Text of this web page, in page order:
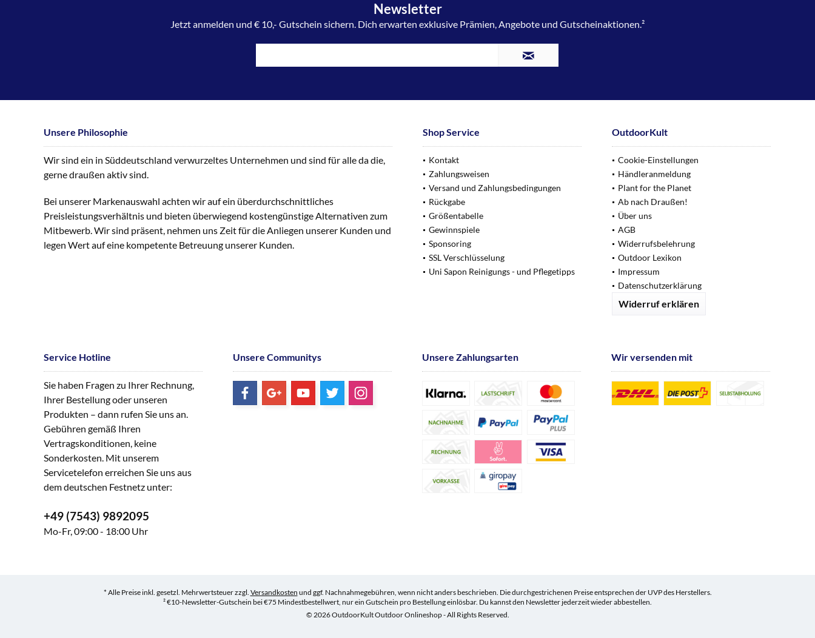
Newsletter
Jetzt anmelden und € 10,- Gutschein sichern. Dich erwarten exklusive Prämien, Angebote und Gutscheinaktionen.²
Unsere Philosophie
Wir sind ein in Süddeutschland verwurzeltes Unternehmen und sind für alle da die,
gerne draußen aktiv sind.
Bei unserer Markenauswahl achten wir auf ein überdurchschnittliches
Preisleistungsverhältnis und bieten überwiegend kostengünstige Alternativen zum
Mitbewerb. Wir sind präsent, nehmen uns Zeit für die Anliegen unserer Kunden und
legen Wert auf eine kompetente Betreuung unserer Kunden.
Shop Service
Kontakt
Zahlungsweisen
Versand und Zahlungsbedingungen
Rückgabe
Größentabelle
Gewinnspiele
Sponsoring
SSL Verschlüsselung
Uni Sapon Reinigungs - und Pflegetipps
OutdoorKult
Cookie-Einstellungen
Händleranmeldung
Plant for the Planet
Ab nach Draußen!
Über uns
AGB
Widerrufsbelehrung
Outdoor Lexikon
Impressum
Datenschutzerklärung
Widerruf erklären
Service Hotline
Sie haben Fragen zu Ihrer Rechnung,
Ihrer Bestellung oder unseren
Produkten – dann rufen Sie uns an.
Gebühren gemäß Ihren
Vertragskonditionen, keine
Sonderkosten. Mit unserem
Servicetelefon erreichen Sie uns aus
dem deutschen Festnetz unter:
+49 (7543) 9892095
Mo-Fr, 09:00 - 18:00 Uhr
Unsere Communitys Unsere Zahlungsarten Wir versenden mit
* Alle Preise inkl. gesetzl. Mehrwertsteuer zzgl. Versandkosten und ggf. Nachnahmegebühren, wenn nicht anders beschrieben. Die durchgestrichenen Preise entsprechen der UVP des Herstellers.
² €10-Newsletter-Gutschein bei €75 Mindestbestellwert, nur ein Gutschein pro Bestellung einlösbar. Du kannst den Newsletter jederzeit wieder abbestellen.
© 2026 OutdoorKult Outdoor Onlineshop - All Rights Reserved.